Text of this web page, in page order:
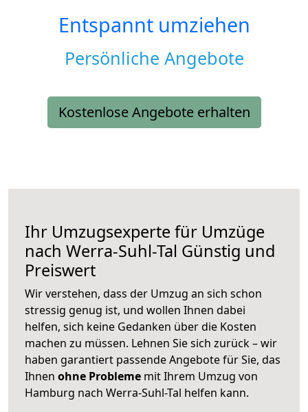
Entspannt umziehen
Persönliche Angebote
Kostenlose Angebote erhalten
Ihr Umzugsexperte für Umzüge
nach Werra-Suhl-Tal Günstig und
Preiswert
Wir verstehen, dass der Umzug an sich schon
stressig genug ist, und wollen Ihnen dabei
helfen, sich keine Gedanken über die Kosten
machen zu müssen. Lehnen Sie sich zurück – wir
haben garantiert passende Angebote für Sie, das
Ihnen ohne Probleme mit Ihrem Umzug von
Hamburg nach Werra-Suhl-Tal helfen kann.